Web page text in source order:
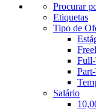
Procurar
Etiquetas
Tipo de
Salário